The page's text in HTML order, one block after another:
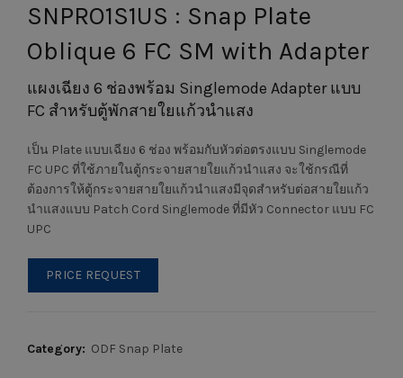
SNPRO1S1US : Snap Plate
Oblique 6 FC SM with Adapter
แผงเฉียง 6 ช่องพร้อม Singlemode Adapter แบบ
FC สำหรับตู้พักสายใยแก้วนำแสง
เป็น Plate แบบเฉียง 6 ช่อง พร้อมกับหัวต่อตรงแบบ Singlemode
FC UPC ที่ใช้ภายในตู้กระจายสายใยแก้วนำแสง จะใช้กรณีที่
ต้องการให้ตู้กระจายสายใยแก้วนำแสงมีจุดสำหรับต่อสายใยแก้ว
นำแสงแบบ Patch Cord Singlemode ที่มีหัว Connector แบบ FC
UPC
PRICE REQUEST
Category: ODF Snap Plate